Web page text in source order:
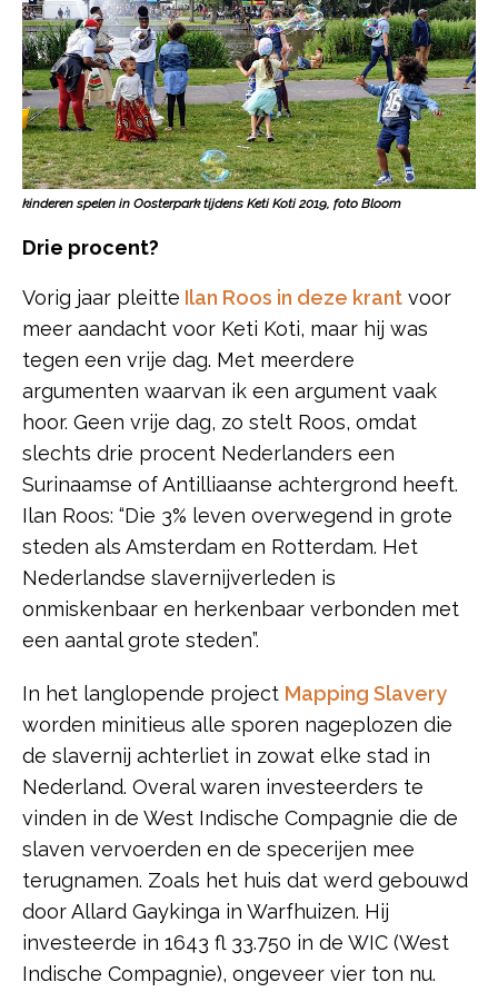
kinderen spelen in Oosterpark tijdens Keti Koti 2019, foto Bloom
Drie procent?
Vorig jaar pleitte Ilan Roos in deze krant voor
meer aandacht voor Keti Koti, maar hij was
tegen een vrije dag. Met meerdere
argumenten waarvan ik een argument vaak
hoor. Geen vrije dag, zo stelt Roos, omdat
slechts drie procent Nederlanders een
Surinaamse of Antilliaanse achtergrond heeft.
Ilan Roos: “Die 3% leven overwegend in grote
steden als Amsterdam en Rotterdam. Het
Nederlandse slavernijverleden is
onmiskenbaar en herkenbaar verbonden met
een aantal grote steden”.
In het langlopende project Mapping Slavery
worden minitieus alle sporen nageplozen die
de slavernij achterliet in zowat elke stad in
Nederland. Overal waren investeerders te
vinden in de West Indische Compagnie die de
slaven vervoerden en de specerijen mee
terugnamen. Zoals het huis dat werd gebouwd
door Allard Gaykinga in Warfhuizen. Hij
investeerde in 1643 fl 33.750 in de WIC (West
Indische Compagnie), ongeveer vier ton nu.